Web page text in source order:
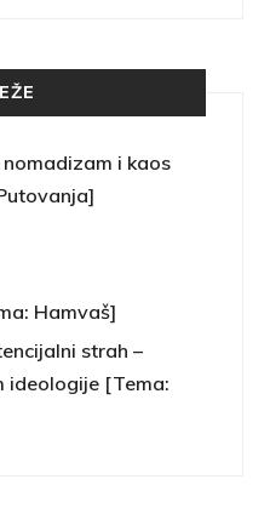
i kaos
Hamvaš]
strah –
ideologije [Tema: